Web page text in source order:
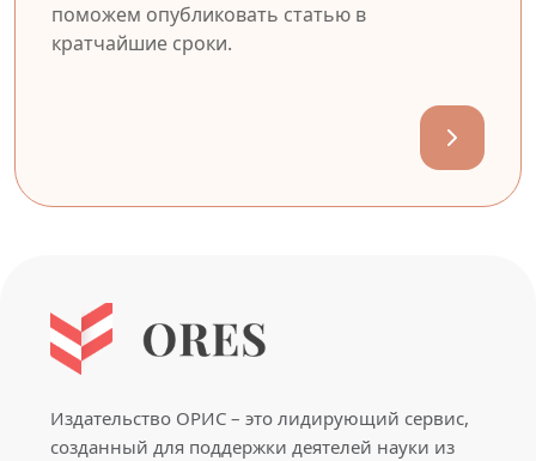
поможем опубликовать статью в
кратчайшие сроки.
Издательство ОРИС – это лидирующий сервис,
созданный для поддержки деятелей науки из